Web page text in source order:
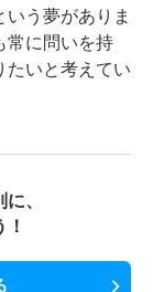
う夢がありま
常に問いを持
たいと考えてい
、